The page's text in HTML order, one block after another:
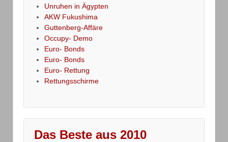
Unruhen in Ägypten
AKW Fukushima
Guttenberg-Affäre
Occupy- Demo
Euro- Bonds
Euro- Bonds
Euro- Rettung
Rettungsschirme
Das Beste aus 2010